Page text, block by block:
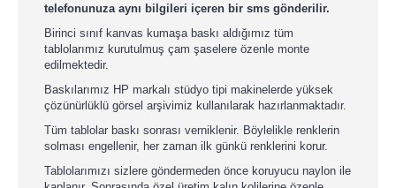
telefonunuza aynı bilgileri içeren bir sms gönderilir.
Birinci sınıf kanvas kumaşa baskı aldığımız tüm
tablolarımız kurutulmuş çam şaselere özenle monte
edilmektedir.
Baskılarımız HP markalı stüdyo tipi makinelerde yüksek
çözünürlüklü görsel arşivimiz kullanılarak hazırlanmaktadır.
Tüm tablolar baskı sonrası verniklenir. Böylelikle renklerin
solması engellenir, her zaman ilk günkü renklerini korur.
Tablolarımızı sizlere göndermeden önce koruyucu naylon ile